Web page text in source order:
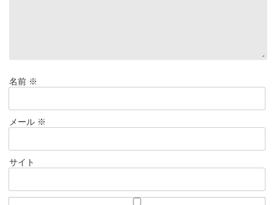
名前 ※
メール ※
サイト